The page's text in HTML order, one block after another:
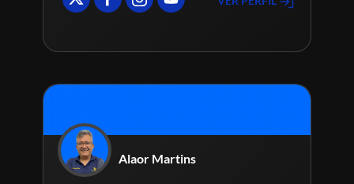
Alaor Martins